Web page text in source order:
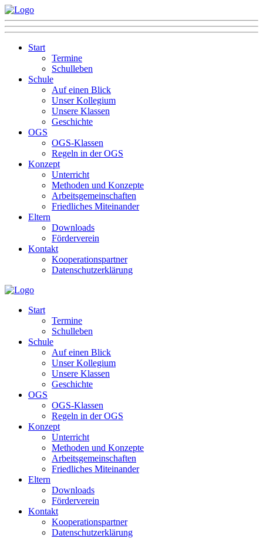
Start
Termine
Schulleben
Schule
Auf einen Blick
Unser Kollegium
Unsere Klassen
Geschichte
OGS
OGS-Klassen
Regeln in der OGS
Konzept
Unterricht
Methoden und Konzepte
Arbeitsgemeinschaften
Friedliches Miteinander
Eltern
Downloads
Förderverein
Kontakt
Kooperationspartner
Datenschutzerklärung
Start
Termine
Schulleben
Schule
Auf einen Blick
Unser Kollegium
Unsere Klassen
Geschichte
OGS
OGS-Klassen
Regeln in der OGS
Konzept
Unterricht
Methoden und Konzepte
Arbeitsgemeinschaften
Friedliches Miteinander
Eltern
Downloads
Förderverein
Kontakt
Kooperationspartner
Datenschutzerklärung